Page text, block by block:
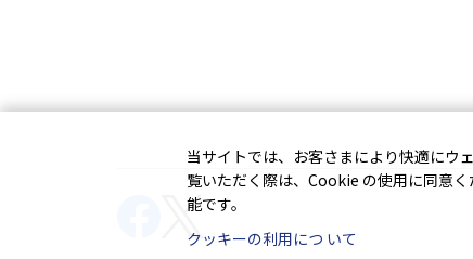
当サイトでは、お客さまにより快適にウ
覧いただく際は、Cookie の使用に同意
能です。
クッキーの利用につ いて